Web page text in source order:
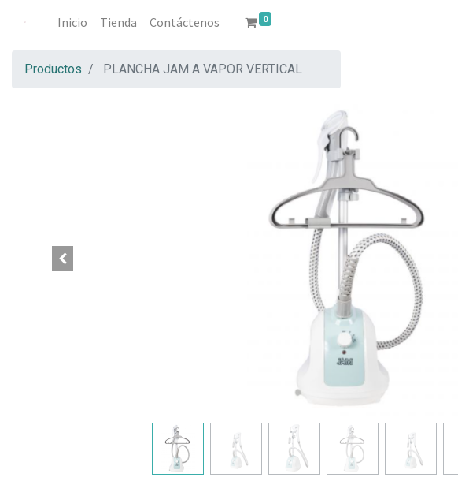
Inicio Tienda Contáctenos 0
Productos PLANCHA JAM A VAPOR VERTICAL